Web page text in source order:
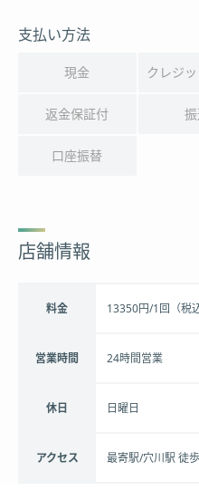
支払い方法
現金 クレジ
返金保証付
口座振替
店舗情報
料金 13350円/1回（税
営業時間 24時間営業
休日 日曜日
アクセス 最寄駅/穴川駅 徒